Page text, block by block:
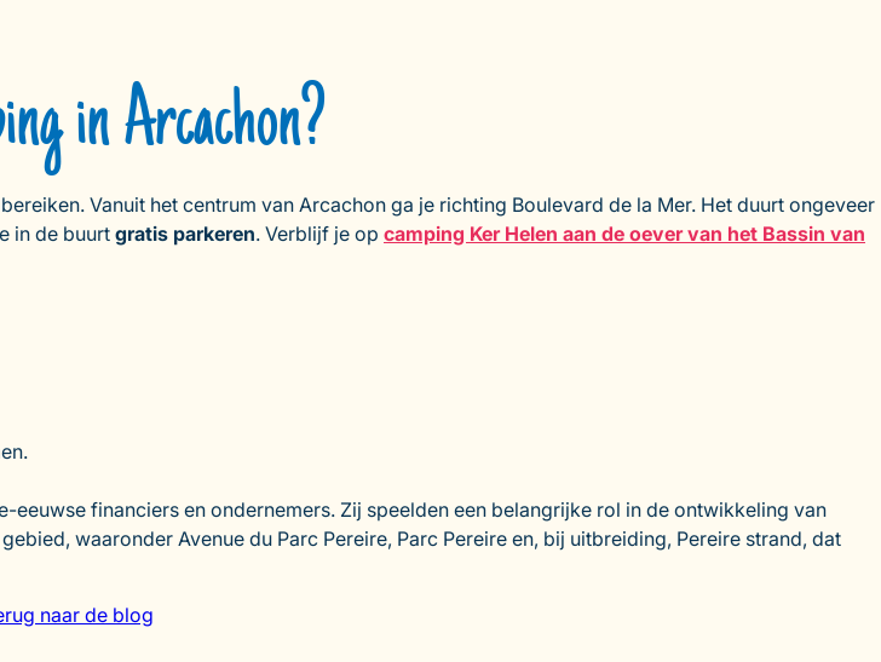
in Arcachon?
Vanuit het centrum van Arcachon ga je richting Boulevard de la Mer. Het duurt ongeveer
in de buurt gratis parkeren. Verblijf je op camping Ker Helen aan de oever van het Bassin van
eeuwse financiers en ondernemers. Zij speelden een belangrijke rol in de ontwikkeling van
waaronder Avenue du Parc Pereire, Parc Pereire en, bij uitbreiding, Pereire strand, dat
naar de blog